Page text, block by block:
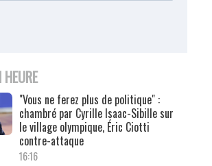
HEURE
"Vous ne ferez plus de politique" :
chambré par Cyrille Isaac-Sibille sur
le village olympique, Éric Ciotti
contre-attaque
16:16